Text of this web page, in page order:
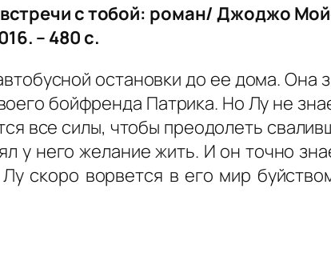
с тобой: роман/ Джоджо
– 480 с.
остановки до ее дома. Она
бойфренда Патрика. Но Лу не
все силы, чтобы преодолеть
у него желание жить. И он точно
скоро ворвется в его мир